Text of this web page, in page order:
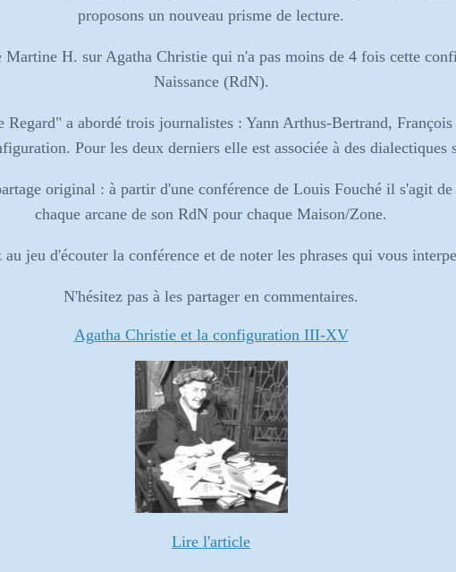
proposons un nouveau prisme de lecture.
H. sur Agatha Christie qui n'a pas moins de 4 fois cette
Naissance (RdN).
Regard" a abordé trois journalistes : Yann Arthus-Bertrand,
Pour les deux derniers elle est associée à des dialectiques
original : à partir d'une conférence de Louis Fouché il s'agit
chaque arcane de son RdN pour chaque Maison/Zone.
jeu d'écouter la conférence et de noter les phrases qui vous
N'hésitez pas à les partager en commentaires.
Agatha Christie et la configuration III-XV
Lire l'article